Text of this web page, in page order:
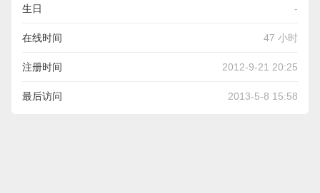
生日 -
在线时间 47 小时
注册时间 2012-9-21 20:25
最后访问 2013-5-8 15:58